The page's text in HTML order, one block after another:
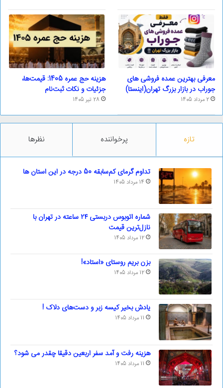
معرفی بهترین عمده فروشی های
جوراب در بازار بزرگ تهران(اینستا)
2 مرداد 1405
هزینه حج عمره 1405: قیمت‌ها،
جزئیات و نکات ثبت‌نام
28 تیر 1405
تازه پرخواننده نظرها
تداوم گرمای کم‌سابقه 50 درجه در این استان ها
14 مرداد 1405
شماره اتوبوس دربستی ۲۴ ساعته در تهران با
نازل‌ترین قیمت
12 مرداد 1405
بزن بریم روستای «استاد»!
12 مرداد 1405
یادش بخیر کیسه‌ زبر و دست‌های دلاک !
11 مرداد 1405
هزینه رفت و آمد سفر اربعین دقیقا چقدر می شود؟
11 مرداد 1405